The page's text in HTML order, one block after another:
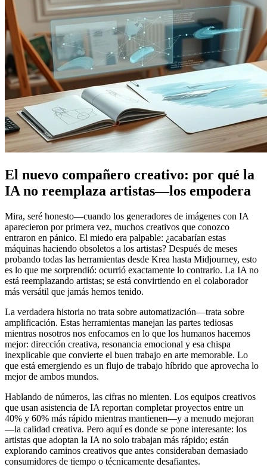
El nuevo compañero creativo: por qué la
IA no reemplaza artistas—los empodera
Mira, seré honesto—cuando los generadores de imágenes con IA
aparecieron por primera vez, muchos creativos que conozco
entraron en pánico. El miedo era palpable: ¿acabarían estas
máquinas haciendo obsoletos a los artistas? Después de meses
probando todas las herramientas desde Krea hasta Midjourney, esto
es lo que me sorprendió: ocurrió exactamente lo contrario. La IA no
está reemplazando artistas; se está convirtiendo en el colaborador
más versátil que jamás hemos tenido.
La verdadera historia no trata sobre automatización—trata sobre
amplificación. Estas herramientas manejan las partes tediosas
mientras nosotros nos enfocamos en lo que los humanos hacemos
mejor: dirección creativa, resonancia emocional y esa chispa
inexplicable que convierte el buen trabajo en arte memorable. Lo
que está emergiendo es un flujo de trabajo híbrido que aprovecha lo
mejor de ambos mundos.
Hablando de números, las cifras no mienten. Los equipos creativos
que usan asistencia de IA reportan completar proyectos entre un
40% y 60% más rápido mientras mantienen—y a menudo mejoran
—la calidad creativa. Pero aquí es donde se pone interesante: los
artistas que adoptan la IA no solo trabajan más rápido; están
explorando caminos creativos que antes consideraban demasiado
consumidores de tiempo o técnicamente desafiantes.